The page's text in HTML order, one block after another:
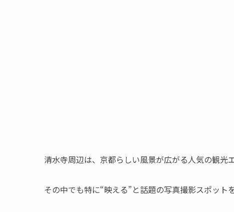
清水寺周辺は、京都らしい風景が広がる人気の観光エ
その中でも特に“映える”と話題の写真撮影スポット